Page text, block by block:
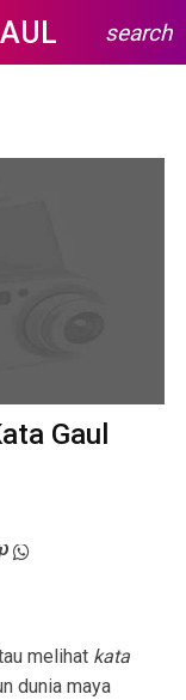
search
Gaul
melihat kata
dunia maya